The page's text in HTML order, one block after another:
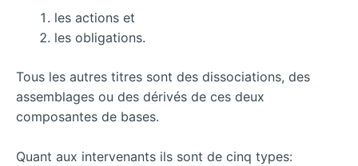
les actions et
les obligations.
Tous les autres titres sont des dissociations, des
assemblages ou des dérivés de ces deux
composantes de bases.
Quant aux intervenants ils sont de cinq types: